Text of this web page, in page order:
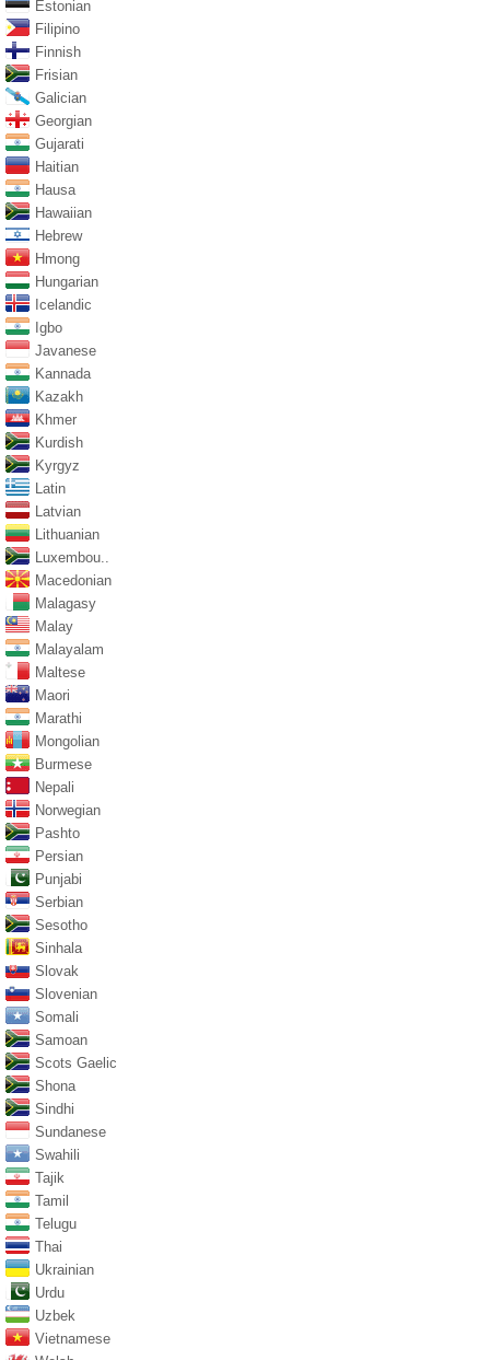
Estonian
Filipino
Finnish
Frisian
Galician
Georgian
Gujarati
Haitian
Hausa
Hawaiian
Hebrew
Hmong
Hungarian
Icelandic
Igbo
Javanese
Kannada
Kazakh
Khmer
Kurdish
Kyrgyz
Latin
Latvian
Lithuanian
Luxembou..
Macedonian
Malagasy
Malay
Malayalam
Maltese
Maori
Marathi
Mongolian
Burmese
Nepali
Norwegian
Pashto
Persian
Punjabi
Serbian
Sesotho
Sinhala
Slovak
Slovenian
Somali
Samoan
Scots Gaelic
Shona
Sindhi
Sundanese
Swahili
Tajik
Tamil
Telugu
Thai
Ukrainian
Urdu
Uzbek
Vietnamese